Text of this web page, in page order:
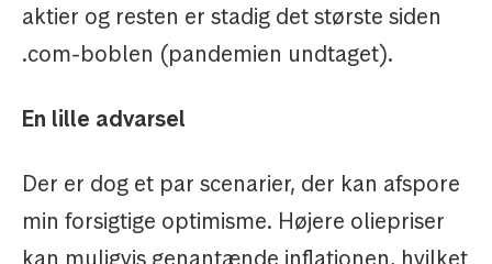
aktier og resten er stadig det største siden
.com-boblen (pandemien undtaget).
En lille advarsel
Der er dog et par scenarier, der kan afspore
min forsigtige optimisme. Højere oliepriser
kan muligvis genantænde inflationen, hvilket